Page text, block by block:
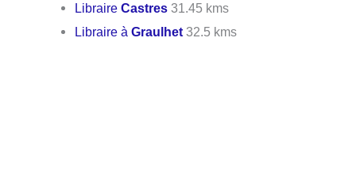
LibraireCastres 31.45 kms
Libraire àGraulhet 32.5 kms